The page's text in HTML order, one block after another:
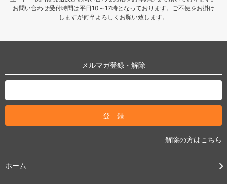
お問い合わせ受付時間は平日10～17時となっております。ご不便をお掛け
しますが何卒よろしくお願い致します。
メルマガ登録・解除
解除の方はこちら
ホーム